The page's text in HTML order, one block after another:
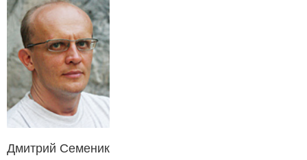
Дмитрий Семеник